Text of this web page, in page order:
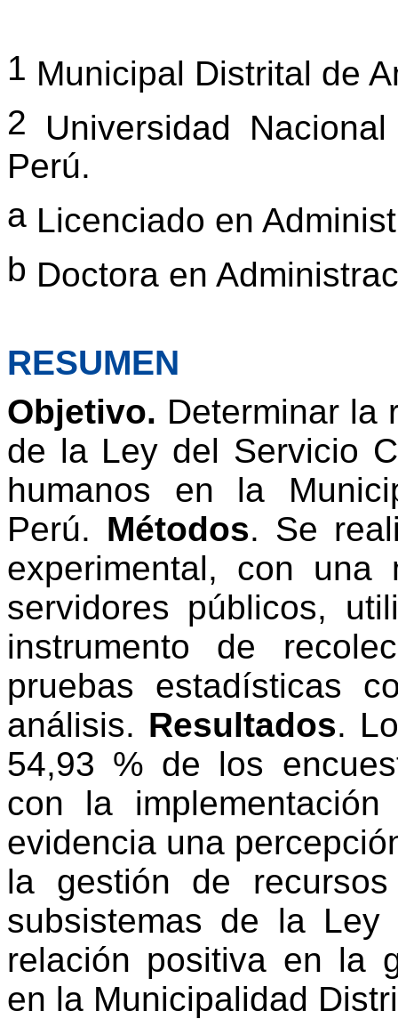
1 Municipal Distrital de
2 Universidad
Perú.
a Licenciado en
b Doctora en
RESUMEN
Objetivo. Determinar la
de la Ley del Servicio
humanos en la
Perú. Métodos. Se
experimental, con una
servidores públicos,
instrumento de
pruebas estadísticas
análisis. Resultados.
54,93 % de los
con la
evidencia una
la gestión de
subsistemas de la
relación positiva en la
en la Municipalidad